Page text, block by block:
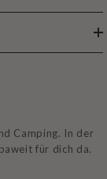
Camping. In der
für dich da.